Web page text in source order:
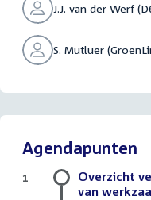
J.J. van der Werf
S. Mutluer
Agendapunten
Overzicht
van
1